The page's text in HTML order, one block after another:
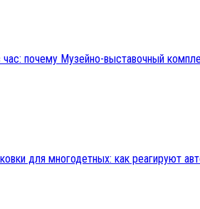
почему Музейно-выставочный
для многодетных: как реагируют